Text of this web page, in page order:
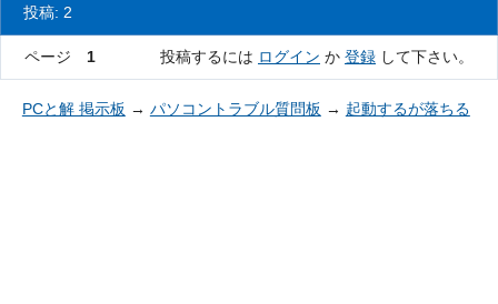
投稿: 2
ページ 1 投稿するには ログイン か 登録 して下さい。
PCと解 掲示板 → パソコントラブル質問板 → 起動するが落ちる